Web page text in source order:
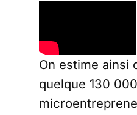
On estime ainsi
quelque 130 000